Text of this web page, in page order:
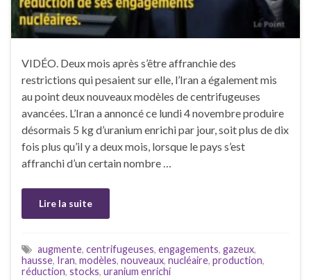
VIDÉO. Deux mois après s’être affranchie des
restrictions qui pesaient sur elle, l’Iran a également mis
au point deux nouveaux modèles de centrifugeuses
avancées. L’Iran a annoncé ce lundi 4 novembre produire
désormais 5 kg d’uranium enrichi par jour, soit plus de dix
fois plus qu’il y a deux mois, lorsque le pays s’est
affranchi d’un certain nombre …
Lire la suite
augmente, centrifugeuses, engagements, gazeux,
hausse, Iran, modèles, nouveaux, nucléaire, production,
réduction, stocks, uranium enrichi